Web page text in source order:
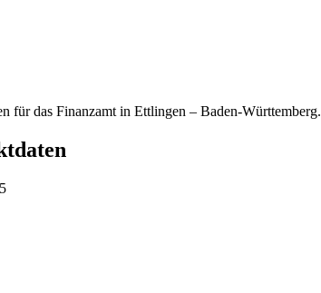
für das Finanzamt in Ettlingen – Baden-Württemberg.